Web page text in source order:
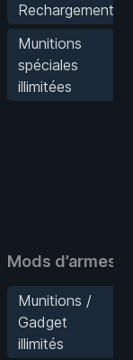
Rechargement
Munitions
spéciales
illimitées
Mods d’armes
Munitions /
Gadget
illimités